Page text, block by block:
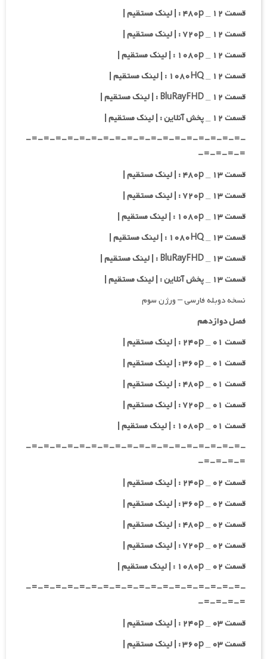
قسمت ۱۲ _ ۴۸۰p : | لینک مستقیم |
قسمت ۱۲ _ ۷۲۰p : | لینک مستقیم |
قسمت ۱۲ _ ۱۰۸۰p : | لینک مستقیم |
قسمت ۱۲ _ ۱۰۸۰HQ : | لینک مستقیم |
قسمت ۱۲ _ BluRayFHD : | لینک مستقیم |
قسمت ۱۲ _ پخش آنلاین : | لینک مستقیم |
-=-=-=-=-=-=-=-=-=-=-=-=-=-=-=-=-=-=-
=-=-=-=-
قسمت ۱۳ _ ۴۸۰p : | لینک مستقیم |
قسمت ۱۳ _ ۷۲۰p : | لینک مستقیم |
قسمت ۱۳ _ ۱۰۸۰p : | لینک مستقیم |
قسمت ۱۳ _ ۱۰۸۰HQ : | لینک مستقیم |
قسمت ۱۳ _ BluRayFHD : | لینک مستقیم |
قسمت ۱۳ _ پخش آنلاین : | لینک مستقیم |
نسخه دوبله فارسی – ورژن سوم
فصل دوازدهم
قسمت ۰۱ _ ۲۴۰p : | لینک مستقیم |
قسمت ۰۱ _ ۳۶۰p : | لینک مستقیم |
قسمت ۰۱ _ ۴۸۰p : | لینک مستقیم |
قسمت ۰۱ _ ۷۲۰p : | لینک مستقیم |
قسمت ۰۱ _ ۱۰۸۰p : | لینک مستقیم |
-=-=-=-=-=-=-=-=-=-=-=-=-=-=-=-=-=-=-
=-=-=-=-
قسمت ۰۲ _ ۲۴۰p : | لینک مستقیم |
قسمت ۰۲ _ ۳۶۰p : | لینک مستقیم |
قسمت ۰۲ _ ۴۸۰p : | لینک مستقیم |
قسمت ۰۲ _ ۷۲۰p : | لینک مستقیم |
قسمت ۰۲ _ ۱۰۸۰p : | لینک مستقیم |
-=-=-=-=-=-=-=-=-=-=-=-=-=-=-=-=-=-=-
=-=-=-=-
قسمت ۰۳ _ ۲۴۰p : | لینک مستقیم |
قسمت ۰۳ _ ۳۶۰p : | لینک مستقیم |